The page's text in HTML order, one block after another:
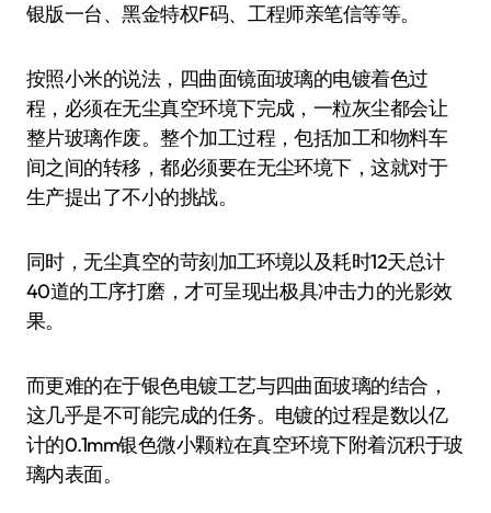
银版一台、黑金特权F码、工程师亲笔信等等。
按照小米的说法，四曲面镜面玻璃的电镀着色过
程，必须在无尘真空环境下完成，一粒灰尘都会让
整片玻璃作废。整个加工过程，包括加工和物料车
间之间的转移，都必须要在无尘环境下，这就对于
生产提出了不小的挑战。
同时，无尘真空的苛刻加工环境以及耗时12天总计
40道的工序打磨，才可呈现出极具冲击力的光影效
果。
而更难的在于银色电镀工艺与四曲面玻璃的结合，
这几乎是不可能完成的任务。电镀的过程是数以亿
计的0.1mm银色微小颗粒在真空环境下附着沉积于玻
璃内表面。